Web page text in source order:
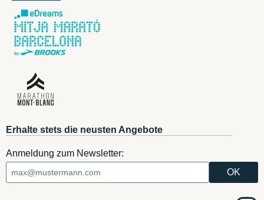
Erhalte stets die neusten Angebote
Anmeldung zum Newsletter: